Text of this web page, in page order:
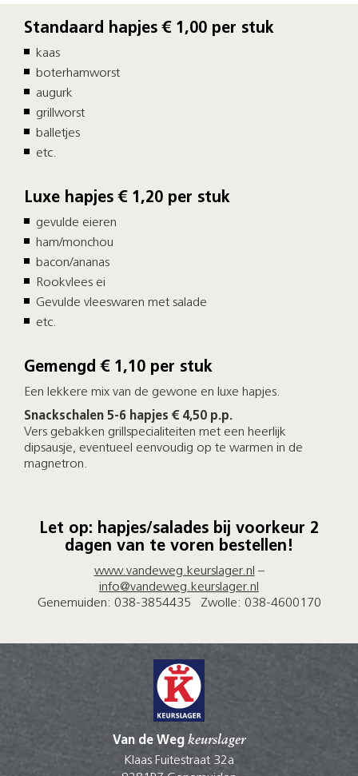
Standaard hapjes € 1,00 per stuk
kaas
boterhamworst
augurk
grillworst
balletjes
etc.
Luxe hapjes € 1,20 per stuk
gevulde eieren
ham/monchou
bacon/ananas
Rookvlees ei
Gevulde vleeswaren met salade
etc.
Gemengd € 1,10 per stuk
Een lekkere mix van de gewone en luxe hapjes.
Snackschalen 5-6 hapjes € 4,50 p.p.
Vers gebakken grillspecialiteiten met een heerlijk
dipsausje, eventueel eenvoudig op te warmen in de
magnetron.
Let op: hapjes/salades bij voorkeur 2
dagen van te voren bestellen!
www.vandeweg.keurslager.nl –
info@vandeweg.keurslager.nl
Genemuiden: 038-3854435 Zwolle: 038-4600170
Van de Weg keurslager
Klaas Fuitestraat 32a